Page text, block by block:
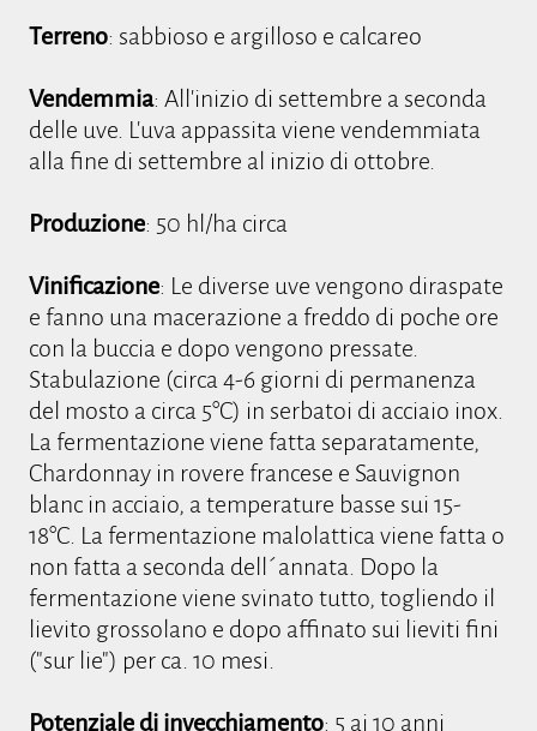
Terreno: sabbioso e argilloso e calcareo
Vendemmia: All'inizio di settembre a seconda
delle uve. L'uva appassita viene vendemmiata
alla fine di settembre al inizio di ottobre.
Produzione: 50 hl/ha circa
Vinificazione: Le diverse uve vengono diraspate
e fanno una macerazione a freddo di poche ore
con la buccia e dopo vengono pressate.
Stabulazione (circa 4-6 giorni di permanenza
del mosto a circa 5°C) in serbatoi di acciaio inox.
La fermentazione viene fatta separatamente,
Chardonnay in rovere francese e Sauvignon
blanc in acciaio, a temperature basse sui 15-
18°C. La fermentazione malolattica viene fatta o
non fatta a seconda dell´annata. Dopo la
fermentazione viene svinato tutto, togliendo il
lievito grossolano e dopo affinato sui lieviti fini
("sur lie") per ca. 10 mesi.
Potenziale di invecchiamento: 5 ai 10 anni